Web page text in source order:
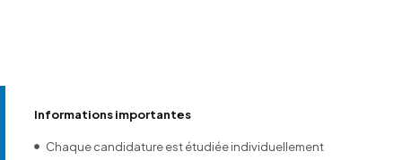
Informations importantes
Chaque candidature est étudiée individuellement